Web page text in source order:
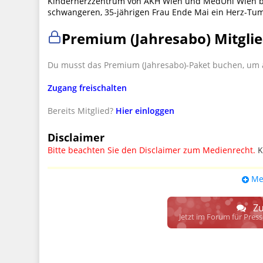
schwangeren, 35-jährigen Frau Ende Mai ein Herz-
Premium (Jahresabo)
Du musst das Premium (Jahresabo)-Paket buchen,
Zugang freischalten
Bereits Mitglied? Hier einloggen
Disclaimer
Bitte beachten Sie den Disclaimer zum Medienrecht.
UPDATE: § 17 ECG seit 16.02.2024
Wir lassen den Disclaimertext dennoch so stehen,
weitere, damit zusammenhängende Paragrafen
Raum. D.h. noch mehr Spielraum für das sog.
gewisse Parteien bevorzugen kann.Jetzt im Forum für